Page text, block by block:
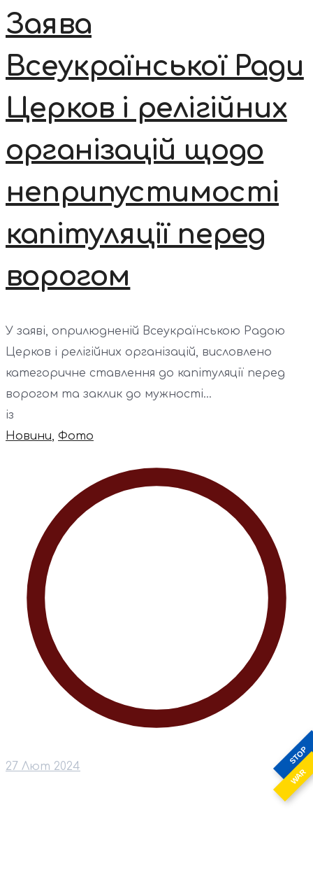
STOP
WAR
Заява
Всеукраїнської Ради
Церков і релігійних
організацій щодо
неприпустимості
капітуляції перед
ворогом
У заяві, оприлюдненій Всеукраїнською Радою
Церков і релігійних організацій, висловлено
категоричне ставлення до капітуляції перед
ворогом та заклик до мужності...
із
Новини, Фото
27 Лют 2024